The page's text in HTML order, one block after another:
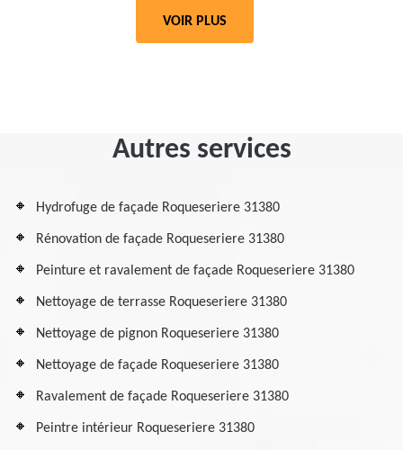
VOIR PLUS
Autres services
Hydrofuge de façade Roqueseriere 31380
Rénovation de façade Roqueseriere 31380
Peinture et ravalement de façade Roqueseriere 31380
Nettoyage de terrasse Roqueseriere 31380
Nettoyage de pignon Roqueseriere 31380
Nettoyage de façade Roqueseriere 31380
Ravalement de façade Roqueseriere 31380
Peintre intérieur Roqueseriere 31380